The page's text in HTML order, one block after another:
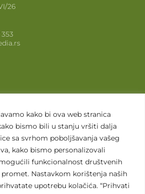
kako bi ova web stranica
bismo bili u stanju vršiti dalja
sa svrhom poboljšavanja vašeg
kako bismo personalizovali
funkcionalnost društvenih
Nastavkom korištenja naših
upotrebu kolačića. “Prihvati
26